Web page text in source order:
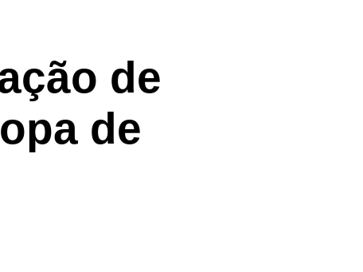
de
de